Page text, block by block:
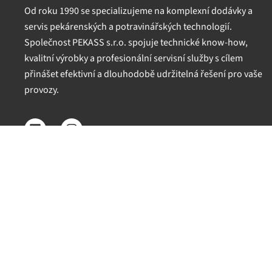
Od roku 1990 se specializujeme na komplexní dodávky a
servis pekárenských a potravinářských technologií.
Společnost PEKASS s.r.o. spojuje technické know-how,
kvalitní výrobky a profesionální servisní služby s cílem
přinášet efektivní a dlouhodobě udržitelná řešení pro vaše
provozy.